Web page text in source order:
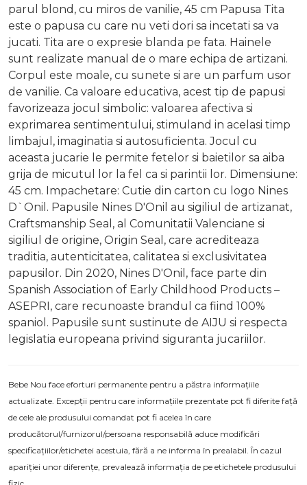
parul blond, cu miros de vanilie, 45 cm Papusa Tita
este o papusa cu care nu veti dori sa incetati sa va
jucati. Tita are o expresie blanda pe fata. Hainele
sunt realizate manual de o mare echipa de artizani.
Corpul este moale, cu sunete si are un parfum usor
de vanilie. Ca valoare educativa, acest tip de papusi
favorizeaza jocul simbolic: valoarea afectiva si
exprimarea sentimentului, stimuland in acelasi timp
limbajul, imaginatia si autosuficienta. Jocul cu
aceasta jucarie le permite fetelor si baietilor sa aiba
grija de micutul lor la fel ca si parintii lor. Dimensiune:
45 cm. Impachetare: Cutie din carton cu logo Nines
D`Onil. Papusile Nines D'Onil au sigiliul de artizanat,
Craftsmanship Seal, al Comunitatii Valenciane si
sigiliul de origine, Origin Seal, care acrediteaza
traditia, autenticitatea, calitatea si exclusivitatea
papusilor. Din 2020, Nines D'Onil, face parte din
Spanish Association of Early Childhood Products –
ASEPRI, care recunoaste brandul ca fiind 100%
spaniol. Papusile sunt sustinute de AIJU si respecta
legislatia europeana privind siguranta jucariilor.
Bebe Nou face eforturi permanente pentru a păstra informațiile
actualizate. Excepții pentru care informațiile prezentate pot fi diferite față
de cele ale produsului comandat pot fi acelea în care
producătorul/furnizorul/persoana responsabilă aduce modificări
specificațiilor/etichetei acestuia, fără a ne informa în prealabil. În cazul
apariției unor diferențe, prevalează informația de pe etichetele produsului